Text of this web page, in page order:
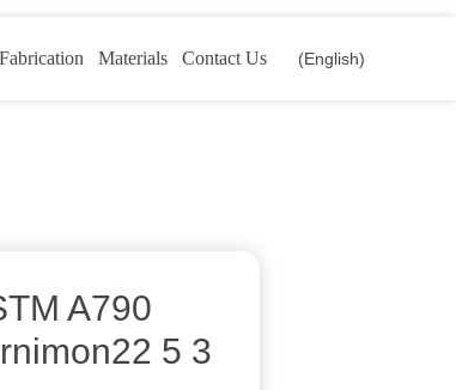
Materials Contact Us (English)
A790
5 3